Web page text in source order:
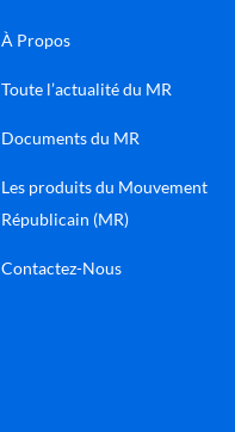
À Propos
Toute l’actualité du MR
Documents du MR
Les produits du Mouvement
Républicain (MR)
Contactez-Nous